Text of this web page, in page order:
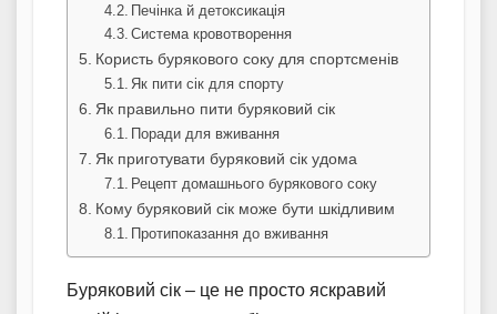
Печінка й детоксикація
Система кровотворення
Користь бурякового соку для спортсменів
Як пити сік для спорту
Як правильно пити буряковий сік
Поради для вживання
Як приготувати буряковий сік удома
Рецепт домашнього бурякового соку
Кому буряковий сік може бути шкідливим
Протипоказання до вживання
Буряковий сік – це не просто яскравий